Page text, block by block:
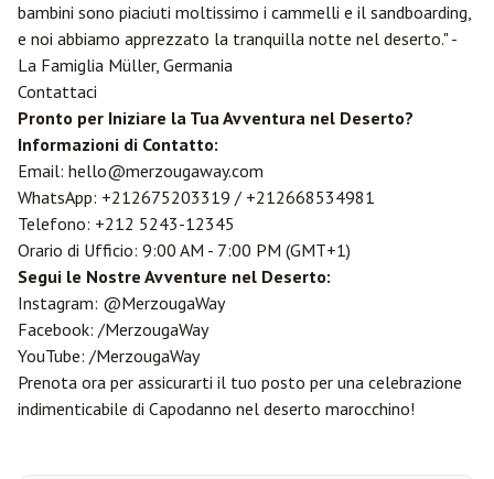
bambini sono piaciuti moltissimo i cammelli e il sandboarding,
e noi abbiamo apprezzato la tranquilla notte nel deserto." -
La Famiglia Müller, Germania
Contattaci
Pronto per Iniziare la Tua Avventura nel Deserto?
Informazioni di Contatto:
Email: hello@merzougaway.com
WhatsApp: +212675203319 / +212668534981
Telefono: +212 5243-12345
Orario di Ufficio: 9:00 AM - 7:00 PM (GMT+1)
Segui le Nostre Avventure nel Deserto:
Instagram: @MerzougaWay
Facebook: /MerzougaWay
YouTube: /MerzougaWay
Prenota ora per assicurarti il tuo posto per una celebrazione
indimenticabile di Capodanno nel deserto marocchino!